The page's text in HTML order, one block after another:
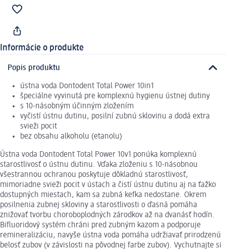
Informácie o produkte
Popis produktu
ústna voda Dontodent Total Power 10in1
špeciálne vyvinutá pre komplexnú hygienu ústnej dutiny
s 10-násobným účinným zložením
vyčistí ústnu dutinu, posilní zubnú sklovinu a dodá extra
svieži pocit
bez obsahu alkoholu (etanolu)
Ústna voda Dontodent Total Power 10v1 ponúka komplexnú
starostlivosť o ústnu dutinu. Vďaka zloženiu s 10-násobnou
všestrannou ochranou poskytuje dôkladnú starostlivosť,
mimoriadne svieži pocit v ústach a čistí ústnu dutinu aj na ťažko
dostupných miestach, kam sa zubná kefka nedostane. Okrem
posilnenia zubnej skloviny a starostlivosti o ďasná pomáha
znižovať tvorbu choroboplodných zárodkov až na dvanásť hodín.
Bifluoridový systém chráni pred zubným kazom a podporuje
remineralizáciu, navyše ústna voda pomáha udržiavať prirodzenú
belosť zubov (v závislosti na pôvodnej farbe zubov). Vychutnajte si